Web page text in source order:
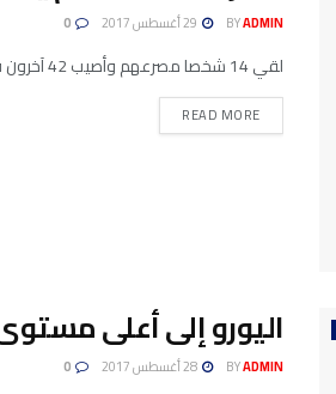
BYADMIN
لقي 14 شخصا مصرعهم وأصيب 42 آخرون في حادث تصادم بمحافظة بني سويف في صعيد مصر في الساعات الأولى من...
READ MORE
اليورو إلى أعلى
BYADMIN